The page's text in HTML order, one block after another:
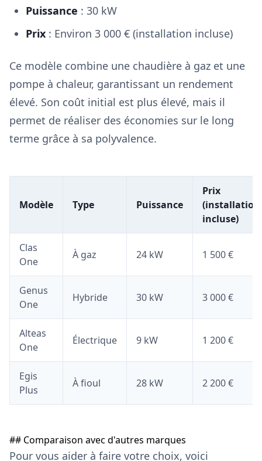
Puissance : 30 kW
Prix : Environ 3 000 € (installation incluse)
Ce modèle combine une chaudière à gaz et une
pompe à chaleur, garantissant un rendement
élevé. Son coût initial est plus élevé, mais il
permet de réaliser des économies sur le long
terme grâce à sa polyvalence.
Modèle Type Puissance
Prix
(installation
incluse)
Clas
One
À gaz 24 kW 1 500 €
Genus
One
Hybride 30 kW 3 000 €
Alteas
One
Électrique 9 kW 1 200 €
Egis
Plus
À fioul 28 kW 2 200 €
## Comparaison avec d'autres marques
Pour vous aider à faire votre choix, voici